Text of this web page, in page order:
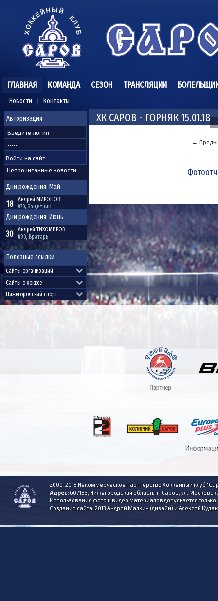
ГЛАВНАЯ
Новости Контакты
КОМАНДА СЕЗОН ТРАНСЛЯЦИИ
Авторизация
Непрочитанные новости
Дни рождения. Май
18 Андрей МИРОНОВ
#70, Защитник
Дни рождения. Июнь
30 Андрей ТИХОМИРОВ
#90, Вратарь
Полезные ссылки
ХК САРОВ - ГОРНЯК 15.01.18 →
←
2009-2018 Некоммерческое партнерство Хоккейный клуб
Адрес:607183, Нижегородская область, г. Саров, ул.
Использование фото и видео материалов допускается
Создание сайта: 2013 Андрей Малкин (дизайн) и Алексей